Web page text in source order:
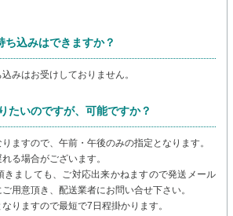
ち込みはできますか？
みはお受けしておりません。
たいのですが、可能ですか？
ますので、午前・午後のみの指定となります。
る場合がございます。
きましても、ご対応出来かねますので発送メール
用意頂き、配送業者にお問い合せ下さい。
りますので最短で7日程掛かります。